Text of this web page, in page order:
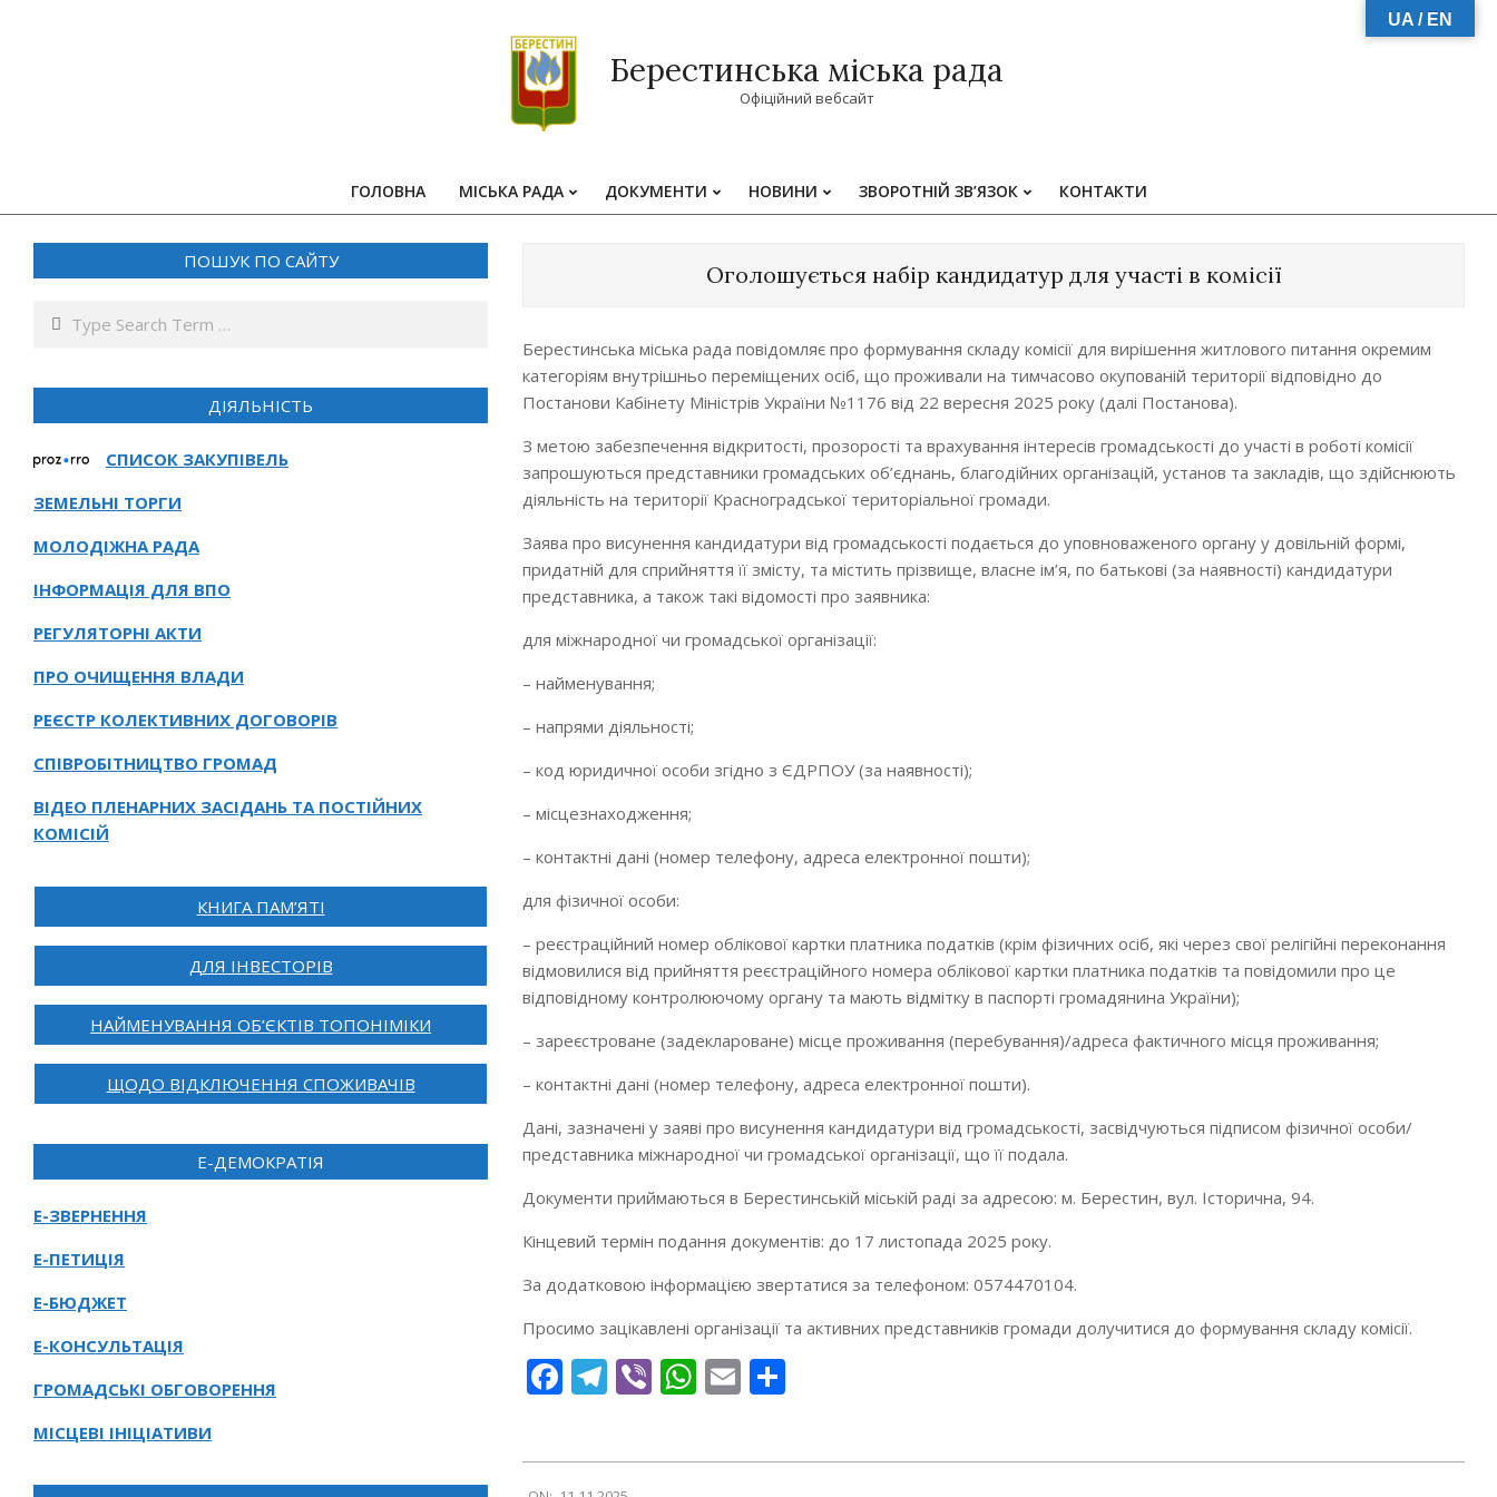
Берестинська міська рада
Офіційний вебсайт
Primary
ГОЛОВНА МІСЬКА РАДА ДОКУМЕНТИ НОВИНИ ЗВОРОТНІЙ ЗВ’ЯЗОК КОНТАКТИ
Оголошується набір кандидатур для участі в комісії
Берестинська міська рада повідомляє про формування складу комісії для вирішення житлового питання окремим
категоріям внутрішньо переміщених осіб, що проживали на тимчасово окупованій території відповідно до
Постанови Кабінету Міністрів України №1176 від 22 вересня 2025 року (далі Постанова).
З метою забезпечення відкритості, прозорості та врахування інтересів громадськості до участі в роботі комісії
запрошуються представники громадських об’єднань, благодійних організацій, установ та закладів, що здійснюють
діяльність на території Красноградської територіальної громади.
Заява про висунення кандидатури від громадськості подається до уповноваженого органу у довільній формі,
придатній для сприйняття її змісту, та містить прізвище, власне ім’я, по батькові (за наявності) кандидатури
представника, а також такі відомості про заявника:
для міжнародної чи громадської організації:
– найменування;
– напрями діяльності;
– код юридичної особи згідно з ЄДРПОУ (за наявності);
– місцезнаходження;
– контактні дані (номер телефону, адреса електронної пошти);
для фізичної особи:
– реєстраційний номер облікової картки платника податків (крім фізичних осіб, які через свої релігійні переконання
відмовилися від прийняття реєстраційного номера облікової картки платника податків та повідомили про це
відповідному контролюючому органу та мають відмітку в паспорті громадянина України);
– зареєстроване (задеклароване) місце проживання (перебування)/адреса фактичного місця проживання;
– контактні дані (номер телефону, адреса електронної пошти).
Дані, зазначені у заяві про висунення кандидатури від громадськості, засвідчуються підписом фізичної особи/
представника міжнародної чи громадської організації, що її подала.
Документи приймаються в Берестинській міській раді за адресою: м. Берестин, вул. Історична, 94.
Кінцевий термін подання документів: до 17 листопада 2025 року.
За додатковою інформацією звертатися за телефоном: 0574470104.
Просимо зацікавлені організації та активних представників громади долучитися до формування складу комісії.
Facebook
Telegram
ViberWhatsApp
Email
ПОШУК ПО САЙТУ
Search
ДІЯЛЬНІСТЬ
СПИСОК ЗАКУПІВЕЛЬ
ЗЕМЕЛЬНІ ТОРГИ
МОЛОДІЖНА РАДА
ІНФОРМАЦІЯ ДЛЯ ВПО
РЕГУЛЯТОРНІ АКТИ
ПРО ОЧИЩЕННЯ ВЛАДИ
РЕЄСТР КОЛЕКТИВНИХ ДОГОВОРІВ
СПІВРОБІТНИЦТВО ГРОМАД
ВІДЕО ПЛЕНАРНИХ ЗАСІДАНЬ ТА ПОСТІЙНИХ
КОМІСІЙ
КНИГА ПАМ’ЯТІ
ДЛЯ ІНВЕСТОРІВ
НАЙМЕНУВАННЯ ОБ’ЄКТІВ ТОПОНІМІКИ
ЩОДО ВІДКЛЮЧЕННЯ СПОЖИВАЧІВ
Е-ДЕМОКРАТІЯ
Е-ЗВЕРНЕННЯ
Е-ПЕТИЦІЯ
Е-БЮДЖЕТ
Е-КОНСУЛЬТАЦІЯ
ГРОМАДСЬКІ ОБГОВОРЕННЯ
МІСЦЕВІ ІНІЦІАТИВИ
UA / EN